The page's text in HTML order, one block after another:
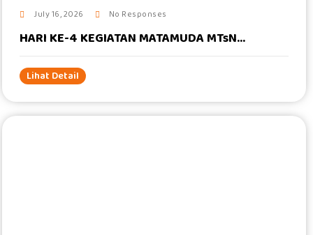
July 16, 2026 No Responses
HARI KE-4 KEGIATAN MATAMUDA MTsN...
Lihat Detail